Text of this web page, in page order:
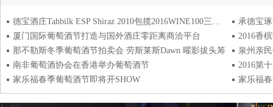
德宝酒庄Tahbilk ESP Shiraz 2010包揽2016WINE100三项黑金奖
承德宝
厦门国际葡萄酒节打造与国外酒庄零距离商洽平台
2016香
那不勒斯冬季葡萄酒节拍卖会 劳斯莱斯Dawn 曜影拔头筹
泉州亲
南非葡萄酒协会在香港举办葡萄酒节
2016第
家乐福春季葡萄酒节即将开SHOW
家乐福